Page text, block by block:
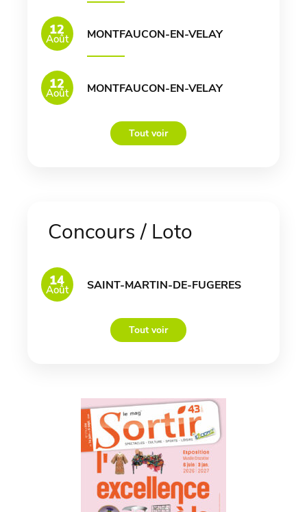
12
Août MONTFAUCON-EN-VELAY
12
Août MONTFAUCON-EN-VELAY
Tout voir
Concours / Loto
14
Août SAINT-MARTIN-DE-FUGERES
Tout voir